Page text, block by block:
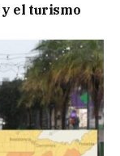
el turismo